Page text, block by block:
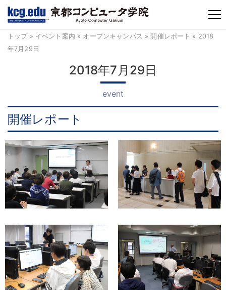
TM
トップ» イベント案内 » オープンキャンパス » 開催レポート » 2018
年7月29日
2018年7月29日
event
開催レポート